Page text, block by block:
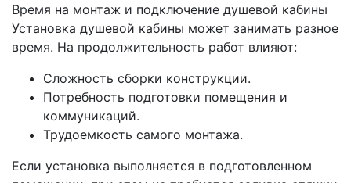
Время на монтаж и подключение душевой кабины
Установка душевой кабины может занимать разное
время. На продолжительность работ влияют:
Сложность сборки конструкции.
Потребность подготовки помещения и
коммуникаций.
Трудоемкость самого монтажа.
Если установка выполняется в подготовленном